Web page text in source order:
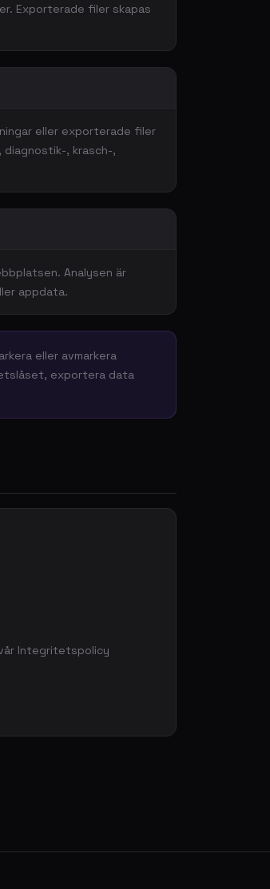
Exporterade filer skapas
eller exporterade filer
diagnostik-, krasch-,
Analysen är
appdata.
eller avmarkera
exportera data
Integritetspolicy